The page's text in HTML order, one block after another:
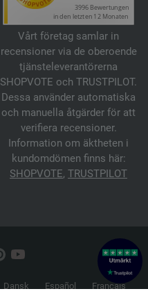
Vårt företag samlar in
recensioner via de oberoende
tjänsteleverantörerna
SHOPVOTE och TRUSTPILOT.
Dessa använder automatiska
och manuella åtgärder för att
verifiera recensioner.
Information om äktheten i
kundomdömen finns här:
SHOPVOTE, TRUSTPILOT
Dansk Español
Français